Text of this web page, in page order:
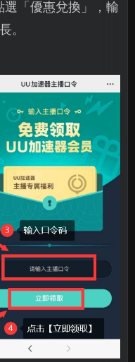
「優惠兌換」，輸
。